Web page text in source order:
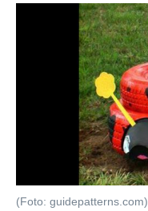
(Foto: guidepatterns.com)